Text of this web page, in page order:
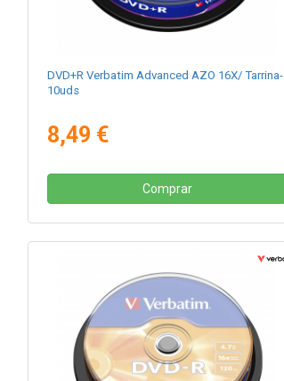
DVD+R Verbatim Advanced AZO 16X/ Tarrina-
10uds
8,49 €
Comprar